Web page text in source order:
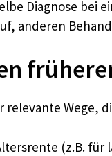
Diagnose bei
anderen
relevante Wege,
(z.B. für